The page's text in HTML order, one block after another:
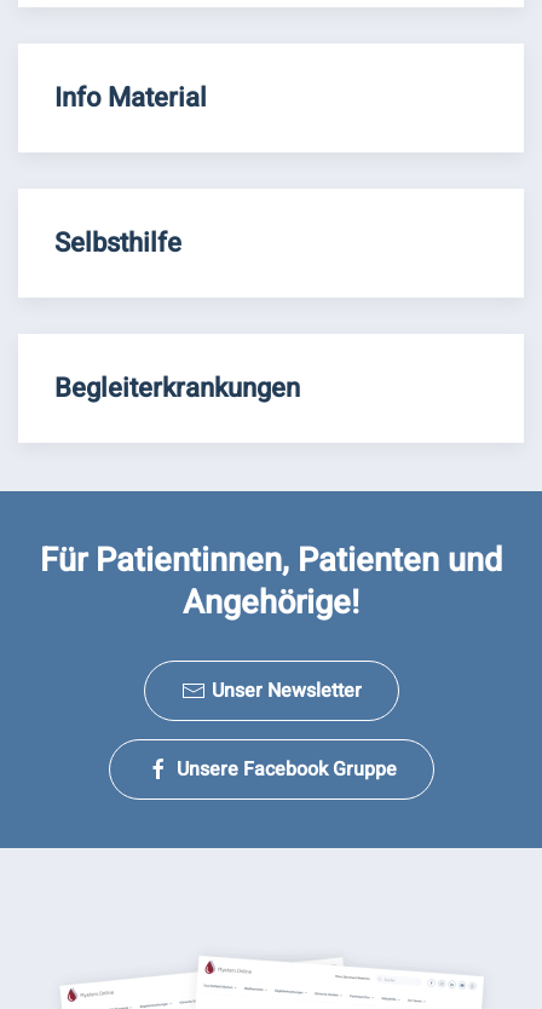
Info Material
Selbsthilfe
Begleiterkrankungen
Für Patientinnen, Patienten und
Angehörige!
Unser Newsletter
Unsere Facebook Gruppe